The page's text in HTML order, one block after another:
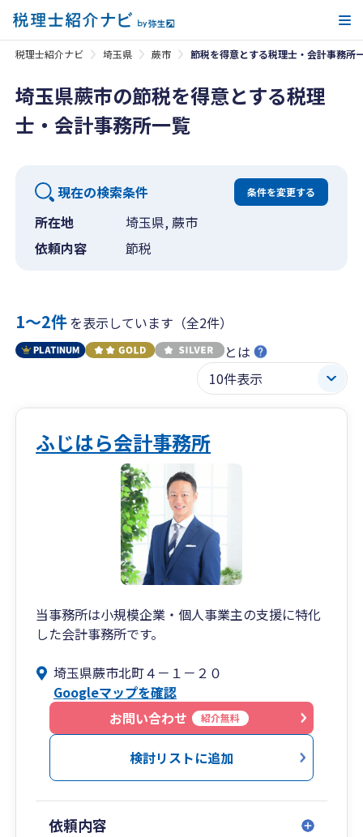
税理士紹介ナビ 埼玉県 蕨市 節税を得意とする税理士・会計事務所
埼玉県蕨市の節税を得意とする税理
士・会計事務所一覧
現在の検索条件 条件を変更する
所在地
埼玉県, 蕨市
依頼内容
節税
1〜2件を表示しています（全2件）
とは
ふじはら会計事務所
当事務所は小規模企業・個人事業主の支援に特化
した会計事務所です。
埼玉県蕨市北町４－１－２０
Googleマップを確認
お問い合わせ
紹介無料
検討リストに追加
依頼内容